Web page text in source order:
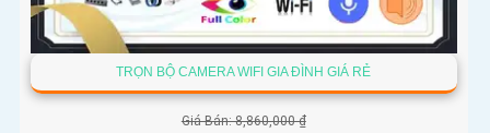
TRỌN BỘ CAMERA WIFI GIA ĐÌNH GIÁ RẺ
Giá Bán: 8,860,000 ₫